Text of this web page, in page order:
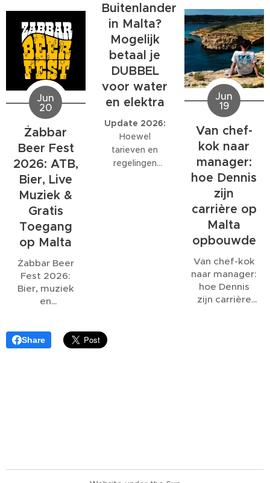
kijken? Dan ben
je bijTex Mex
Pacevilleaan
het juiste adres.
Tex Mex is de
enige plek op
Malta waar de
volledige
wedstrijd wordt
uitgezonden,
ook al eindigt
deze ruim na de
normale
sluitingstijd.
Environmental
Health
Directorate
heeft
zaterdagavond
waarschuwing
afgegeven om
niet in zee te
zwemmen
vanwege een
riooloverstort
start,
natuurlijk
moet je er al
eerder heen.
Om 19:00
start de Festa
en de
optredens
rond 21:00!
Veel plezier!
Jun
20
Żabbar
Beer Fest
2026: ATB,
Bier, Live
Muziek &
Gratis
Toegang
op Malta
Żabbar Beer
Fest 2026:
Bier, muziek
en
bastions van
Malta
Buitenlander
in Malta?
Mogelijk
betaal je
DUBBEL
voor water
en elektra
Update 2026:
Hoewel
tarieven en
regelingen
Jun
19
Van chef-
kok naar
manager:
hoe Dennis
zijn
carrière op
Malta
opbouwde
Van chef-kok
naar manager:
hoe Dennis
zijn carrière
Share